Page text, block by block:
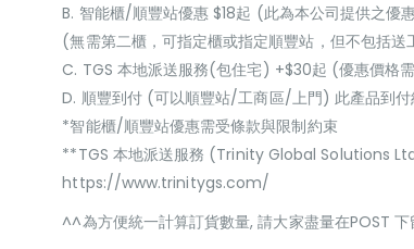
B. 智能櫃/順豐站優惠 $18起 (此為本公司提供之優
(無需第二櫃，可指定櫃或指定順豐站，但不包括送
C. TGS 本地派送服務(包住宅) +$30起 (優惠價格
D. 順豐到付 (可以順豐站/工商區/上門) 此產品到
*智能櫃/順豐站優惠需受條款與限制約束
**TGS 本地派送服務 (Trinity Global Solutions
https://www.trinitygs.com/
^^為方便統一計算訂貨數量, 請大家盡量在POST